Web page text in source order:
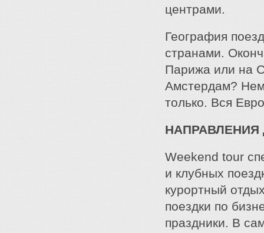
центрами.
География
странами.
Парижа или на
Амстердам?
только. Вся
НАПРАВЛЕНИЯ
Weekend tour
и клубных
курортный
поездки по
праздники. В